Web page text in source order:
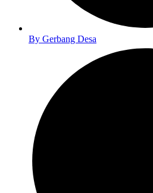
By Gerbang Desa